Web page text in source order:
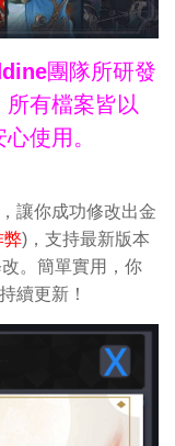
團隊所研發
有檔案皆以
使用。
讓你成功修改出金
弊)，支持最新版本
。簡單實用，你
續更新！